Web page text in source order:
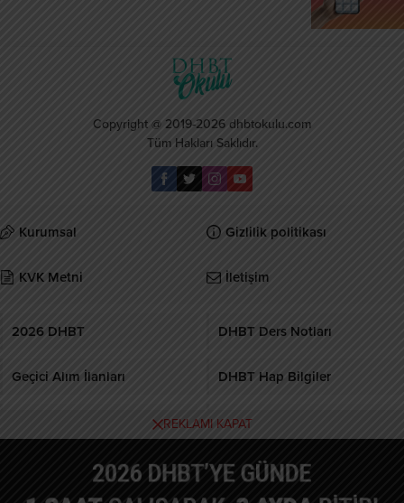
Copyright @ 2019-2026 dhbtokulu.com
Tüm Hakları Saklıdır.
Kurumsal Gizlilik politikası
KVK Metni İletişim
2026 DHBT DHBT Ders Notları
Geçici Alım İlanları DHBT Hap Bilgiler
MBSTS Kursu
REKLAMI KAPAT